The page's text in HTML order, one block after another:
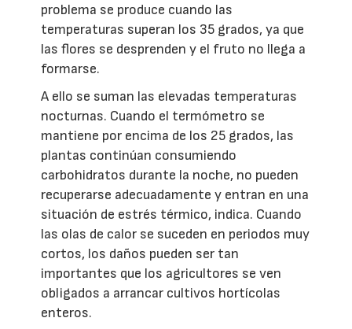
problema se produce cuando las
temperaturas superan los 35 grados, ya que
las flores se desprenden y el fruto no llega a
formarse.
A ello se suman las elevadas temperaturas
nocturnas. Cuando el termómetro se
mantiene por encima de los 25 grados, las
plantas continúan consumiendo
carbohidratos durante la noche, no pueden
recuperarse adecuadamente y entran en una
situación de estrés térmico, indica. Cuando
las olas de calor se suceden en periodos muy
cortos, los daños pueden ser tan
importantes que los agricultores se ven
obligados a arrancar cultivos hortícolas
enteros.